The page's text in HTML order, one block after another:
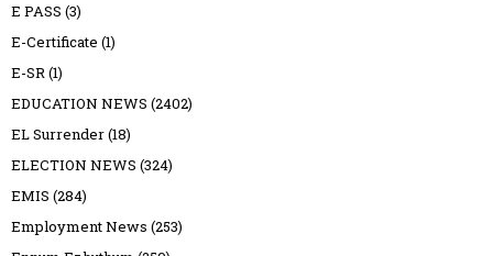
E PASS (3)
E-Certificate (1)
E-SR(1)
EDUCATION NEWS (2402)
EL Surrender(18)
ELECTION NEWS (324)
EMIS (284)
Employment News (253)